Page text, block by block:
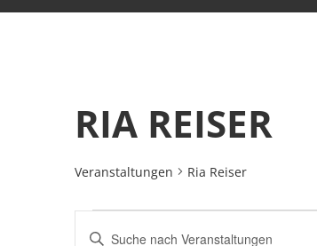
RIA REISER
Veranstaltungen Ria Reiser
VERANSTALTUNGEN
Bitte
Schlüsselwort